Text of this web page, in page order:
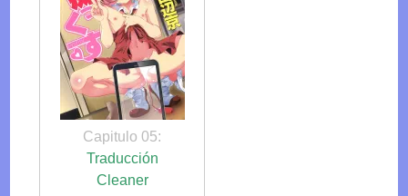
Capitulo 05:
Traducción
Cleaner